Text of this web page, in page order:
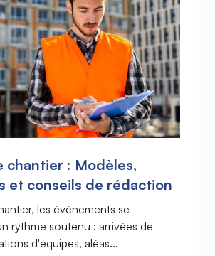
chantier : Modèles,
et conseils de rédaction
les événements se
rythme soutenu : arrivées de
d'équipes, aléas...